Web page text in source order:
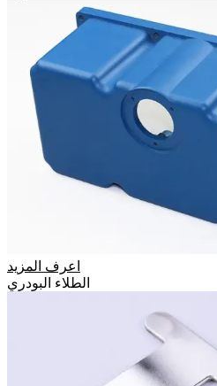
اعرف المزيد
الطلاء البودري